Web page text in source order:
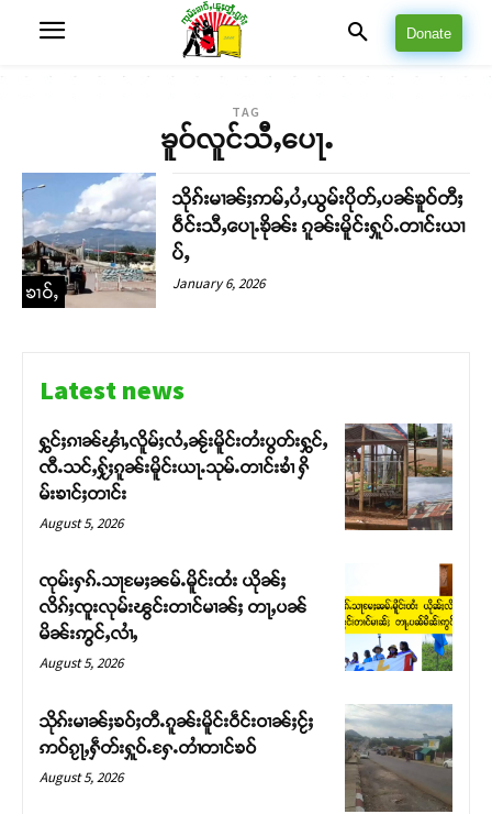
Donate
TAG
ၶူဝ်လူင်သီႇပေႃႉ
ၶၢဝ်ႇ
သိုၵ်းမၢၼ်ႈဢမ်ႇပႆႇယွမ်းပိုတ်ႇပၼ်ၶူဝ်တီႈ
ဝဵင်းသီႇပေႃႉၶိုၼ်း ၵူၼ်းမိူင်းႁူပ်ႉတၢင်းယၢ
ပ်ႇ
January 6, 2026
Latest news
ႁွင်ႈၵၢၼ်ၾၢႆႇလိူမ်ႈလႆႇၼႂ်းမိူင်းတႆးပွတ်းႁွင်ႇ
ၸီႉသင်ႇႁႂ်ႈၵူၼ်းမိူင်းယႃႉသုမ်ႉတၢင်းၶၢႆ ႁိ
မ်းၶၢင်ႈတၢင်း
August 5, 2026
ၸုမ်းႁၵ်ႉသႃမႄႈၼမ်ႉမိူင်းထႆး ယိုၼ်ႈ
လိၵ်ႈၸူးလုမ်းၽွင်းတၢင်မၢၼ်ႈ တႃႇပၼ်
မိၼ်းဢွင်ႇလၢႆႇ
August 5, 2026
သိုၵ်းမၢၼ်ႈၶဝ်ႈတီႉၵူၼ်းမိူင်းဝဵင်းဝၢၼ်ႈငႂ်ႈ
ဢဝ်ၵႂႃႇႁဵတ်းႁူဝ်ႉႁႄႉတၢႆတၢင်ၶဝ်
August 5, 2026